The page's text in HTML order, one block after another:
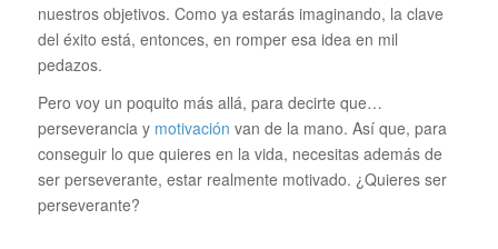
nuestros objetivos. Como ya estarás imaginando, la clave
del éxito está, entonces, en romper esa idea en mil
pedazos.
Pero voy un poquito más allá, para decirte que…
perseverancia y motivación van de la mano. Así que, para
conseguir lo que quieres en la vida, necesitas además de
ser perseverante, estar realmente motivado. ¿Quieres ser
perseverante?